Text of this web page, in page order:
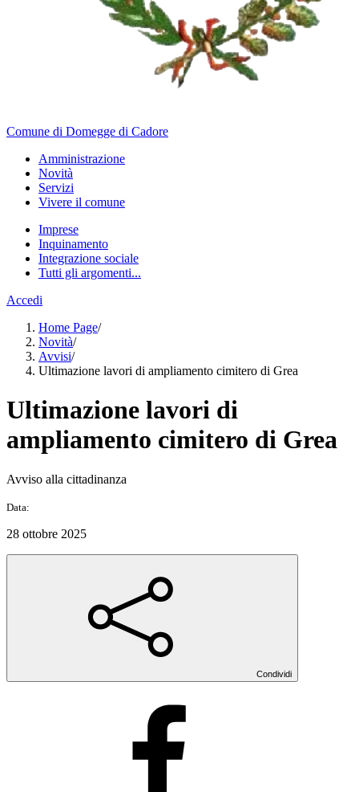
Comune di Domegge di Cadore
Amministrazione
Novità
Servizi
Vivere il comune
Imprese
Inquinamento
Integrazione sociale
Tutti gli argomenti...
Accedi
Home Page/
Novità/
Avvisi/
Ultimazione lavori di ampliamento cimitero di Grea
Ultimazione lavori di
ampliamento cimitero di Grea
Avviso alla cittadinanza
Data:
28 ottobre 2025
Condividi